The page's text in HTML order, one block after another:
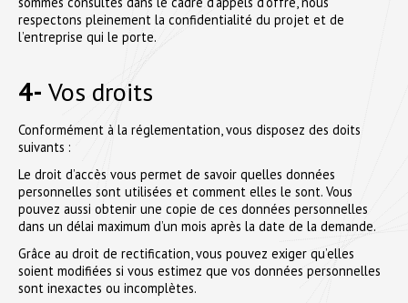
respectons pleinement la confidentialité du projet et de
l’entreprise qui le porte.
4- Vos droits
Conformément à la réglementation, vous disposez des doits
suivants :
Le droit d’accès vous permet de savoir quelles données
personnelles sont utilisées et comment elles le sont. Vous
pouvez aussi obtenir une copie de ces données personnelles
dans un délai maximum d’un mois après la date de la demande.
Grâce au droit de rectification, vous pouvez exiger qu’elles
soient modifiées si vous estimez que vos données personnelles
sont inexactes ou incomplètes.